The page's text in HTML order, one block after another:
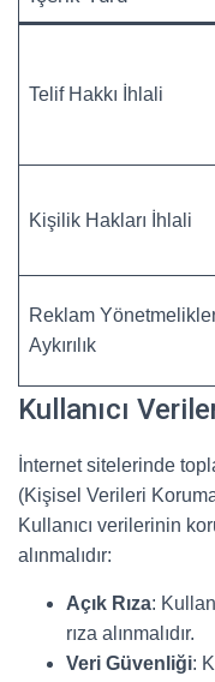
Telif Hakkı İhlali
Kişilik Hakları İhlali
Reklam
Aykırılık
Kullanıcı
İnternet sitelerinde
(Kişisel Verileri
Kullanıcı verilerinin
alınmalıdır:
Açık Rıza:
rıza alınmalıdır.
Veri Güvenliği: